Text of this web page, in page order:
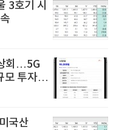
3호기 시
회…5G
모 투자
국산